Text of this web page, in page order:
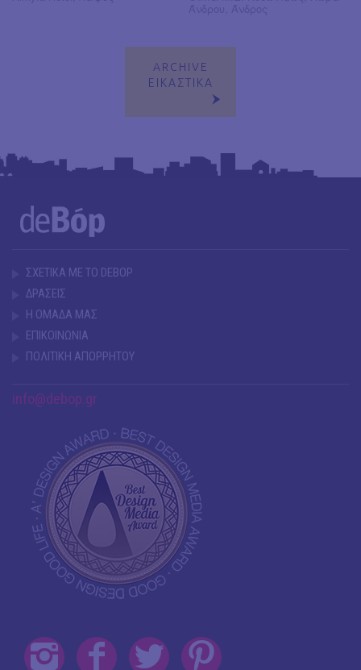
ARCHIVE
ΕΙΚΑΣΤΙΚΑ
ΣΧΕΤΙΚΑ ΜΕ ΤΟ DEBOP
ΔΡΑΣΕΙΣ
Η ΟΜΑΔΑ ΜΑΣ
ΕΠΙΚΟΙΝΩΝΙΑ
ΠΟΛΙΤΙΚΗ ΑΠΟΡΡΗΤΟΥ
info@debop.gr